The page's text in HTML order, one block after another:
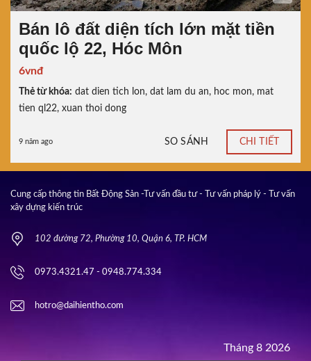
Bán lô đất diện tích lớn mặt tiền
quốc lộ 22, Hóc Môn
6vnđ
Thẻ từ khóa: dat dien tich lon, dat lam du an, hoc mon, mat
tien ql22, xuan thoi dong
9 năm ago SO SÁNH CHI TIẾT
Cung cấp thông tin Bất Động Sản -Tư vấn đầu tư - Tư vấn pháp lý - Tư vấn
xây dựng kiến trúc
102 đường 72, Phường 10, Quận 6, TP. HCM
0973.4321.47 - 0948.774.334
hotro@daihientho.com
Tháng 8 2026